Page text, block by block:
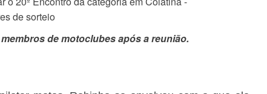
de motoclubes após a reunião.